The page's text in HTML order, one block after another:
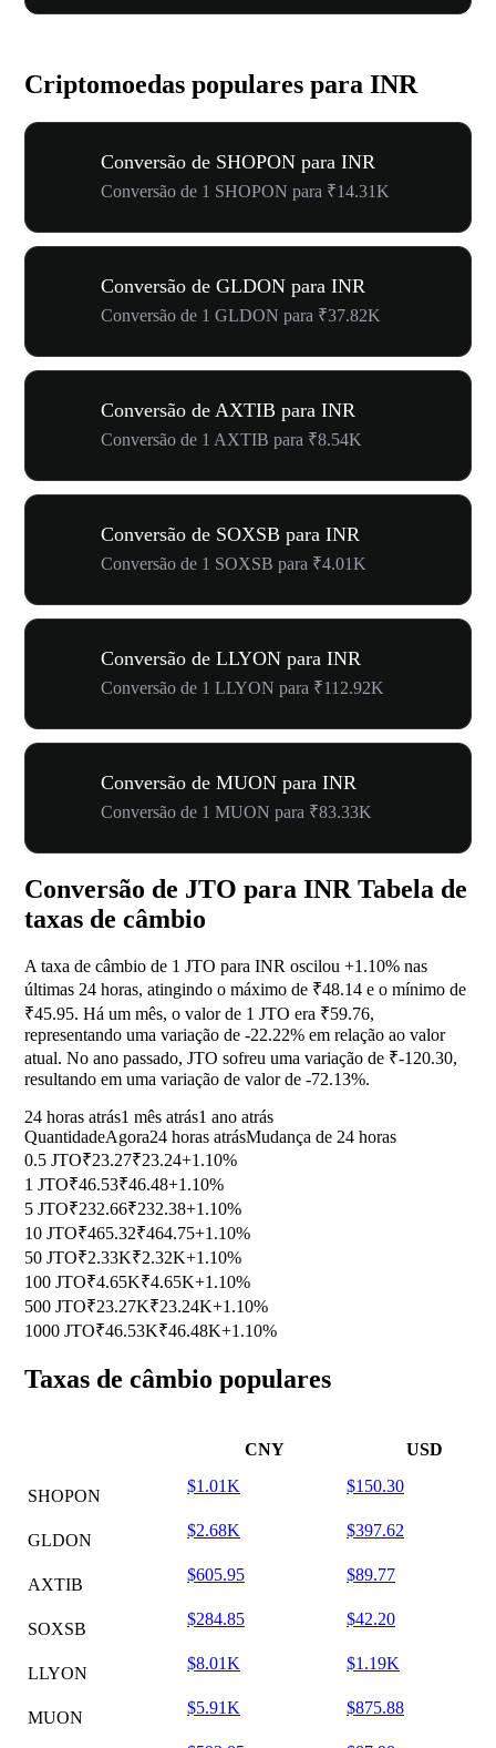
Criptomoedas populares para INR
Conversão de SHOPON para INR
Conversão de 1 SHOPON para ₹14.31K
Conversão de GLDON para INR
Conversão de 1 GLDON para ₹37.82K
Conversão de AXTIB para INR
Conversão de 1 AXTIB para ₹8.54K
Conversão de SOXSB para INR
Conversão de 1 SOXSB para ₹4.01K
Conversão de LLYON para INR
Conversão de 1 LLYON para ₹112.92K
Conversão de MUON para INR
Conversão de 1 MUON para ₹83.33K
Conversão de JTO para INR Tabela de
taxas de câmbio
A taxa de câmbio de 1 JTO para INR oscilou +1.10% nas
últimas 24 horas, atingindo o máximo de ₹48.14 e o mínimo de
₹45.95. Há um mês, o valor de 1 JTO era ₹59.76,
representando uma variação de -22.22% em relação ao valor
atual. No ano passado, JTO sofreu uma variação de ₹-120.30,
resultando em uma variação de valor de -72.13%.
24 horas atrás1 mês atrás1 ano atrás
QuantidadeAgora24 horas atrásMudança de 24 horas
0.5 JTO₹23.27₹23.24+1.10%
1 JTO₹46.53₹46.48+1.10%
5 JTO₹232.66₹232.38+1.10%
10 JTO₹465.32₹464.75+1.10%
50 JTO₹2.33K₹2.32K+1.10%
100 JTO₹4.65K₹4.65K+1.10%
500 JTO₹23.27K₹23.24K+1.10%
1000 JTO₹46.53K₹46.48K+1.10%
Taxas de câmbio populares
CNY USD
SHOPON
$1.01K $150.30
GLDON
$2.68K $397.62
AXTIB
$605.95 $89.77
SOXSB
$284.85 $42.20
LLYON
$8.01K $1.19K
MUON
$5.91K $875.88